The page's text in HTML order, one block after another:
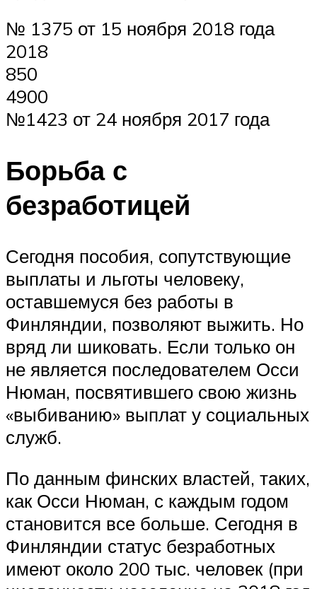
№ 1375 от 15 ноября 2018 года
2018
850
4900
№1423 от 24 ноября 2017 года
Борьба с
безработицей
Сегодня пособия, сопутствующие
выплаты и льготы человеку,
оставшемуся без работы в
Финляндии, позволяют выжить. Но
вряд ли шиковать. Если только он
не является последователем Осси
Нюман, посвятившего свою жизнь
«выбиванию» выплат у социальных
служб.
По данным финских властей, таких,
как Осси Нюман, с каждым годом
становится все больше. Сегодня в
Финляндии статус безработных
имеют около 200 тыс. человек (при